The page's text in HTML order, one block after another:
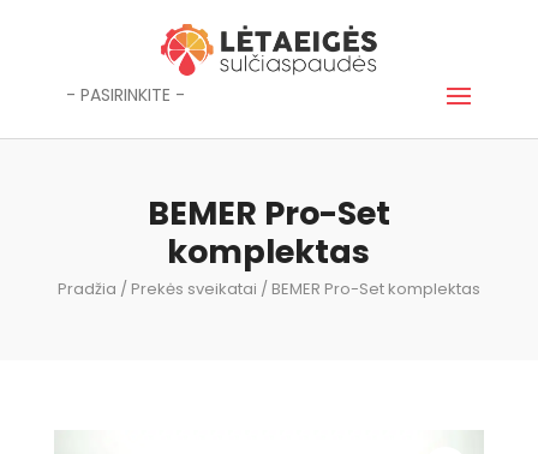
- PASIRINKITE -
BEMER Pro-Set
komplektas
Pradžia / Prekės sveikatai / BEMER Pro-Set komplektas